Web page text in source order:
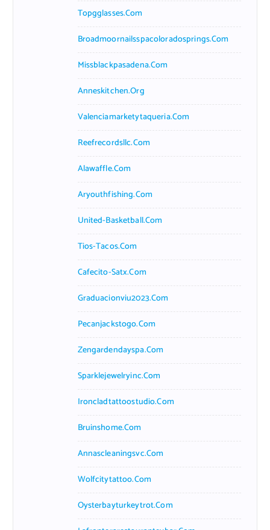
Topgglasses.com
Broadmoornailsspacoloradosprings.com
Missblackpasadena.com
Anneskitchen.org
Valenciamarketytaqueria.com
Reefrecordsllc.com
Alawaffle.com
Aryouthfishing.com
United-Basketball.com
Tios-Tacos.com
Cafecito-Satx.com
Graduacionviu2023.com
Pecanjackstogo.com
Zengardendayspa.com
Sparklejewelryinc.com
Ironcladtattoostudio.com
Bruinshome.com
Annascleaningsvc.com
Wolfcitytattoo.com
Oysterbayturkeytrot.com